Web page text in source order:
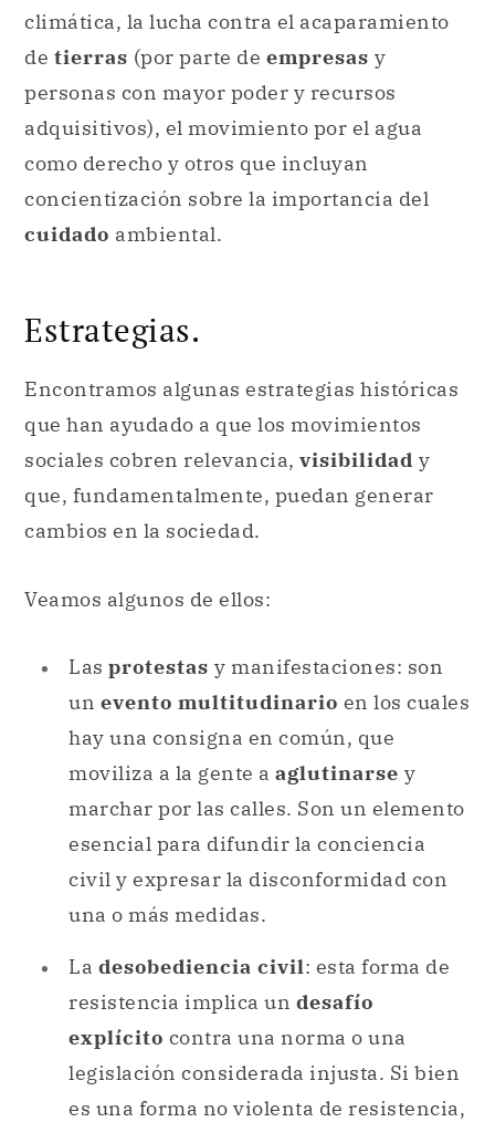
climática, la lucha contra el acaparamiento
de tierras (por parte de empresas y
personas con mayor poder y recursos
adquisitivos), el movimiento por el agua
como derecho y otros que incluyan
concientización sobre la importancia del
cuidado ambiental.
Estrategias.
Encontramos algunas estrategias históricas
que han ayudado a que los movimientos
sociales cobren relevancia, visibilidad y
que, fundamentalmente, puedan generar
cambios en la sociedad.
Veamos algunos de ellos:
Las protestas y manifestaciones: son
un evento multitudinario en los cuales
hay una consigna en común, que
moviliza a la gente a aglutinarse y
marchar por las calles. Son un elemento
esencial para difundir la conciencia
civil y expresar la disconformidad con
una o más medidas.
La desobediencia civil: esta forma de
resistencia implica un desafío
explícito contra una norma o una
legislación considerada injusta. Si bien
es una forma no violenta de resistencia,